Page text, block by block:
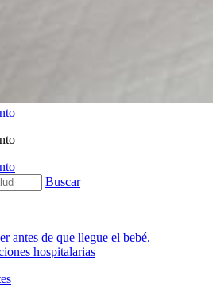
Buscar
antes de que llegue el bebé.
hospitalarias